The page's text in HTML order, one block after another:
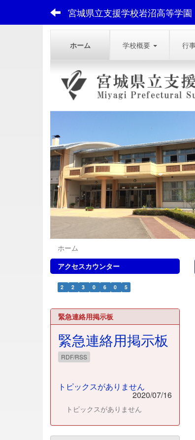
宮城県立支援学校岩沼高等学園
ホーム 学校概要 行
ホーム
アクセスカウンター
2 2 3 0 6 0 5
緊急連絡用掲示板
緊急連絡用掲示板
RDF/RSS
トピックスがありません
2020/07/16
トピックスがありません